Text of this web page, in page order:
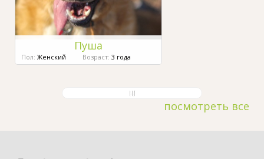
Пуша
Пол: Женский Возраст: 3 года
посмотреть все